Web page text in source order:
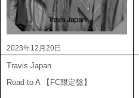
2023年12月20日
Travis Japan
Road to A 【FC限定盤】